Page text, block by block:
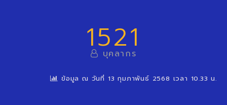
1521
บุคลากร
ข้อมูล ณ วันที่ 13 กุมภาพันธ์ 2568 เวลา 10.33 น.